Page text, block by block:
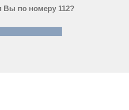
Вы по номеру 112?